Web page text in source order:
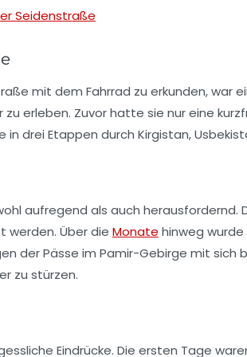
Seidenstraße
mit dem Fahrrad zu erkunden,
erleben. Zuvor hatte sie nur eine
in drei Etappen durch Kirgistan,
aufregend als auch herausfordernd.
Über die Monate hinweg
derPässe im Pamir-Gebirge mit sich
zu stürzen.
Eindrücke. Die ersten Tage